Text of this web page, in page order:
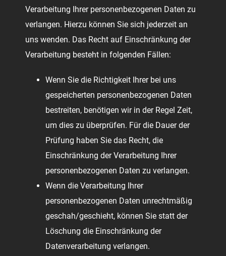
Verarbeitung Ihrer personenbezogenen Daten zu
verlangen. Hierzu können Sie sich jederzeit an
uns wenden. Das Recht auf Einschränkung der
Verarbeitung besteht in folgenden Fällen:
Wenn Sie die Richtigkeit Ihrer bei uns
gespeicherten personenbezogenen Daten
bestreiten, benötigen wir in der Regel Zeit,
um dies zu überprüfen. Für die Dauer der
Prüfung haben Sie das Recht, die
Einschränkung der Verarbeitung Ihrer
personenbezogenen Daten zu verlangen.
Wenn die Verarbeitung Ihrer
personenbezogenen Daten unrechtmäßig
geschah/geschieht, können Sie statt der
Löschung die Einschränkung der
Datenverarbeitung verlangen.